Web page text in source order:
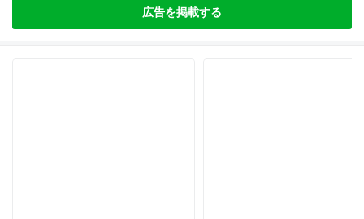
広告を掲載する